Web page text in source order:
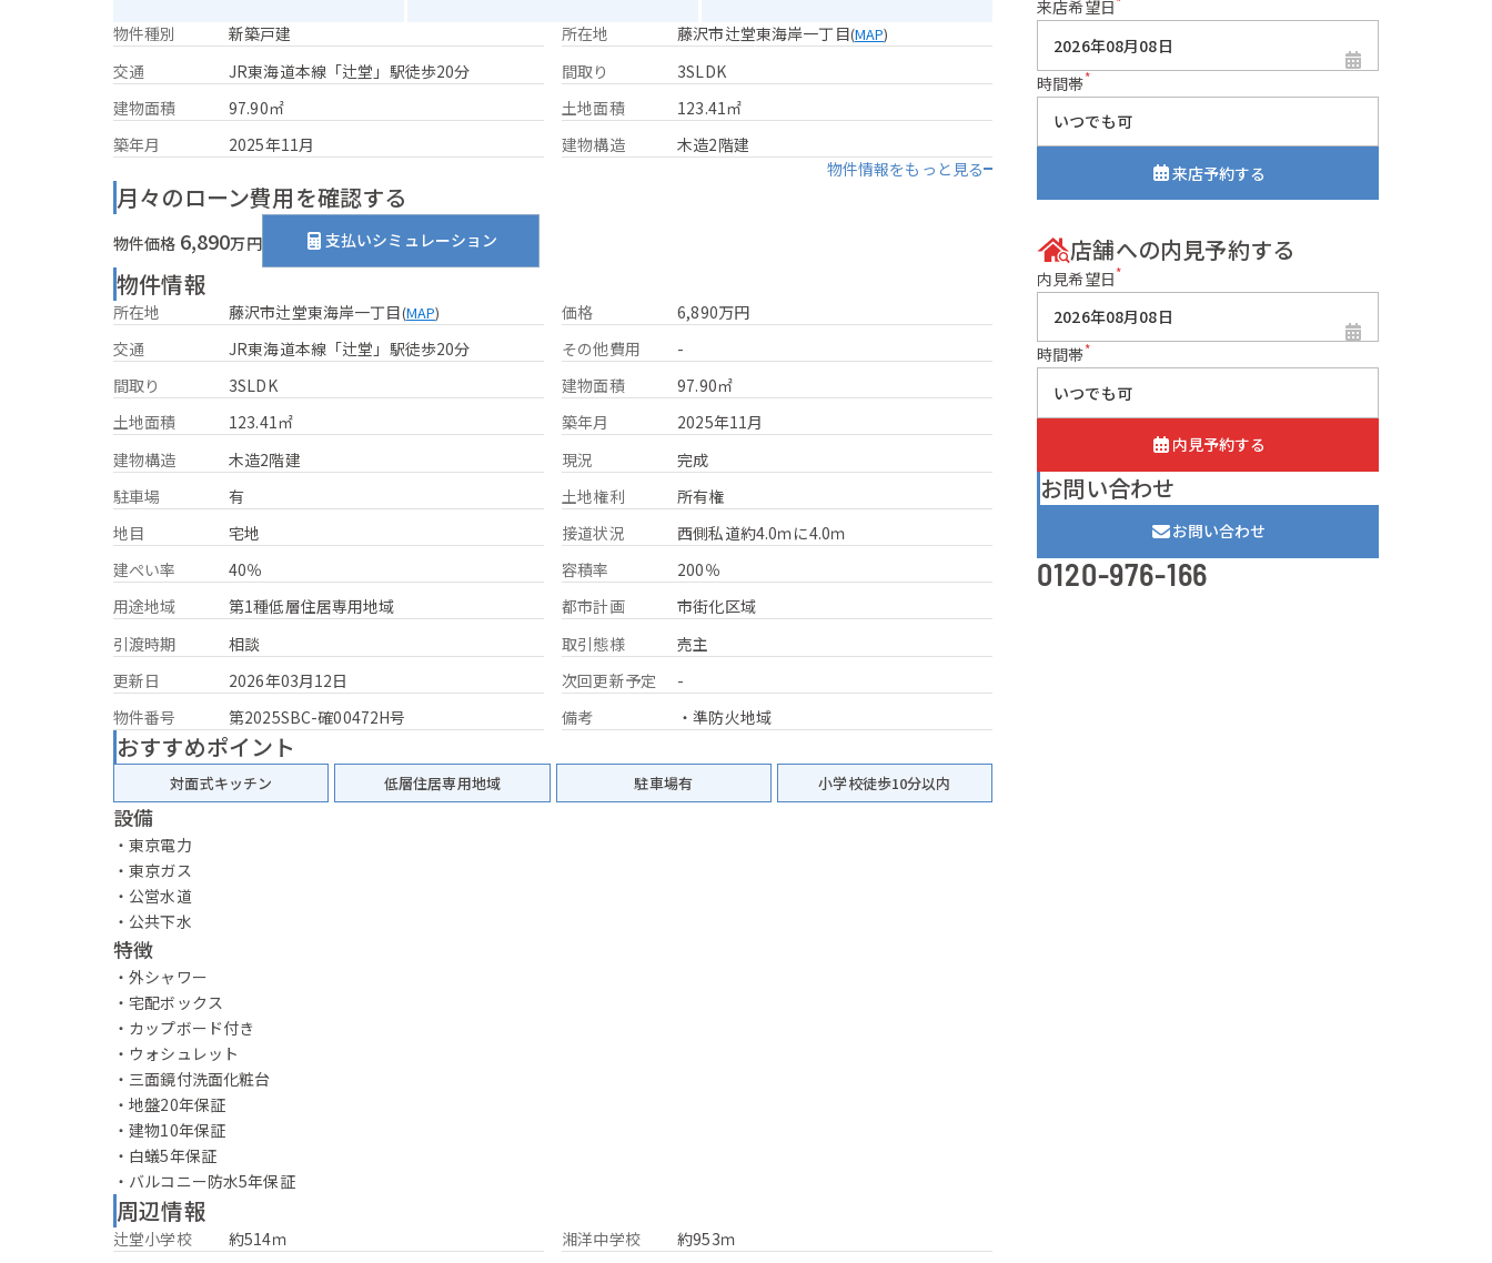
物件種別
新築戸建 所在地 藤沢市辻堂東海岸一丁目(MAP)
交通 JR東海道本線「辻堂」駅徒歩20分 間取り
3SLDK
建物面積
97.90㎡ 土地面積
123.41㎡
築年月
2025年11月 建物構造
木造2階建
物件情報をもっと見る
月々のローン費用を確認する
物件価格 6,890万円 支払いシミュレーション
物件情報
所在地 藤沢市辻堂東海岸一丁目(MAP) 価格
6,890万円
交通
JR東海道本線「辻堂」駅徒歩20分 その他費用
-
間取り
3SLDK 建物面積
97.90㎡
土地面積
123.41㎡ 築年月
2025年11月
建物構造
木造2階建 現況
完成
駐車場
有 土地権利
所有権
地目
宅地 接道状況
西側私道約4.0ｍに4.0ｍ
建ぺい率
40％ 容積率
200％
用途地域
第1種低層住居専用地域 都市計画
市街化区域
引渡時期
相談 取引態様
売主
更新日
2026年03月12日 次回更新予定
-
物件番号
第2025SBC-確00472H号 備考 ・準防火地域
おすすめポイント
対面式キッチン 低層住居専用地域 駐車場有 小学校徒歩10分以内
設備
・東京電力
・東京ガス
・公営水道
・公共下水
特徴
・外シャワー
・宅配ボックス
・カップボード付き
・ウォシュレット
・三面鏡付洗面化粧台
・地盤20年保証
・建物10年保証
・白蟻5年保証
・バルコニー防水5年保証
周辺情報
辻堂小学校 約514ｍ 湘洋中学校 約953ｍ
来店希望日
時間帯*
来店予約する
店舗への内見予約する
内見希望日*
時間帯*
内見予約する
お問い合わせ
お問い合わせ
0120-976-166